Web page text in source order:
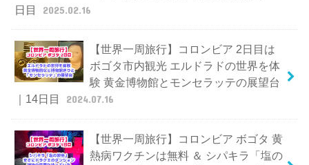
日目
2025.02.16
【世界一周旅行】コロンビア 2日目は
ボゴタ市内観光 エルドラドの世界を体
験 黄金博物館とモンセラッテの展望台
｜14日目
2024.07.16
【世界一周旅行】コロンビア ボゴタ 黄
熱病ワクチンは無料 ＆ シパキラ「塩の